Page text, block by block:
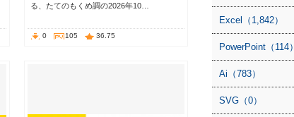
る、たてのもくめ調の2026年10…
0 105 36.75
Excel（1,842）
PowerPoint（114）
Ai（783）
SVG（0）